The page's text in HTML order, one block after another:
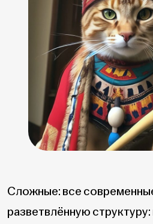
Сложные: все
разветвлённую